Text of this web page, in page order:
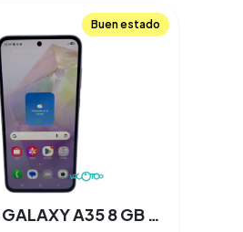
Buen estado
SAMSUNG GALAXY A35 8 GB 256 GB